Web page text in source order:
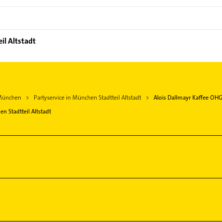
Altstadt
Partyservice in München Stadtteil Altstadt
Alois Dallmayr Kaffee OHG
Stadtteil Altstadt